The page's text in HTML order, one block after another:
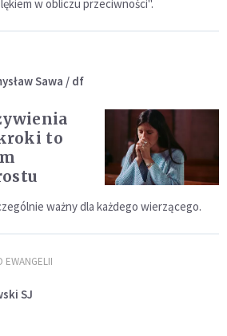
w obliczu przeciwności".
Sawa / df
to
ważny dla każdego wierzącego.
EWANGELII
SJ